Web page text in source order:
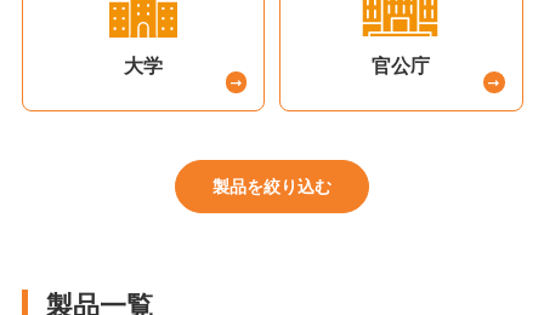
大学 官公庁
製品を絞り込む
製品一覧